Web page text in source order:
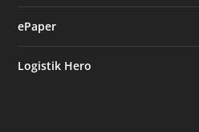
ePaper
Logistik Hero